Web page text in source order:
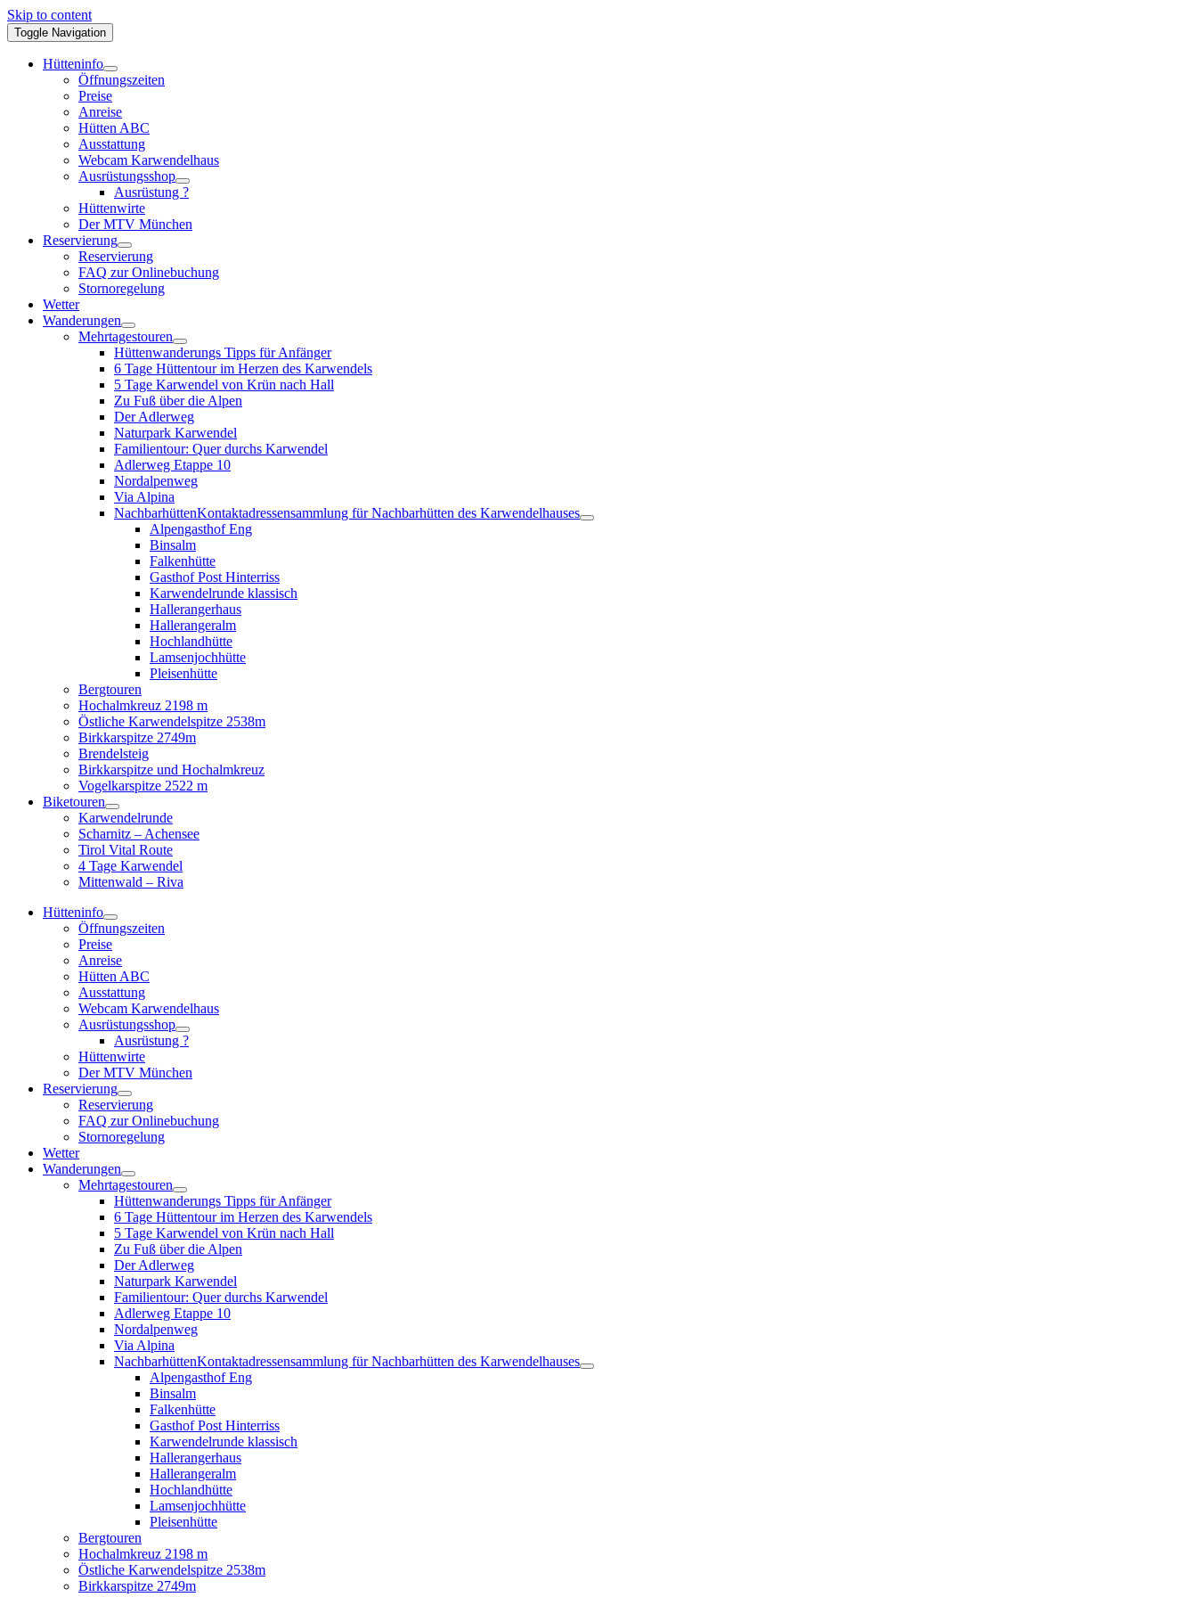
Skip to content
Toggle Navigation
Hütteninfo
Öffnungszeiten
Preise
Anreise
Hütten ABC
Ausstattung
Webcam Karwendelhaus
Ausrüstungsshop
Ausrüstung ?
Hüttenwirte
Der MTV München
Reservierung
Reservierung
FAQ zur Onlinebuchung
Stornoregelung
Wetter
Wanderungen
Mehrtagestouren
Hüttenwanderungs Tipps für Anfänger
6 Tage Hüttentour im Herzen des Karwendels
5 Tage Karwendel von Krün nach Hall
Zu Fuß über die Alpen
Der Adlerweg
Naturpark Karwendel
Familientour: Quer durchs Karwendel
Adlerweg Etappe 10
Nordalpenweg
Via Alpina
NachbarhüttenKontaktadressensammlung für Nachbarhütten des Karwendelhauses
Alpengasthof Eng
Binsalm
Falkenhütte
Gasthof Post Hinterriss
Karwendelrunde klassisch
Hallerangerhaus
Hallerangeralm
Hochlandhütte
Lamsenjochhütte
Pleisenhütte
Bergtouren
Hochalmkreuz 2198 m
Östliche Karwendelspitze 2538m
Birkkarspitze 2749m
Brendelsteig
Birkkarspitze und Hochalmkreuz
Vogelkarspitze 2522 m
Biketouren
Karwendelrunde
Scharnitz – Achensee
Tirol Vital Route
4 Tage Karwendel
Mittenwald – Riva
Hütteninfo
Öffnungszeiten
Preise
Anreise
Hütten ABC
Ausstattung
Webcam Karwendelhaus
Ausrüstungsshop
Ausrüstung ?
Hüttenwirte
Der MTV München
Reservierung
Reservierung
FAQ zur Onlinebuchung
Stornoregelung
Wetter
Wanderungen
Mehrtagestouren
Hüttenwanderungs Tipps für Anfänger
6 Tage Hüttentour im Herzen des Karwendels
5 Tage Karwendel von Krün nach Hall
Zu Fuß über die Alpen
Der Adlerweg
Naturpark Karwendel
Familientour: Quer durchs Karwendel
Adlerweg Etappe 10
Nordalpenweg
Via Alpina
NachbarhüttenKontaktadressensammlung für Nachbarhütten des Karwendelhauses
Alpengasthof Eng
Binsalm
Falkenhütte
Gasthof Post Hinterriss
Karwendelrunde klassisch
Hallerangerhaus
Hallerangeralm
Hochlandhütte
Lamsenjochhütte
Pleisenhütte
Bergtouren
Hochalmkreuz 2198 m
Östliche Karwendelspitze 2538m
Birkkarspitze 2749m